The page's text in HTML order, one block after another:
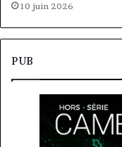
10 juin 2026
PUB